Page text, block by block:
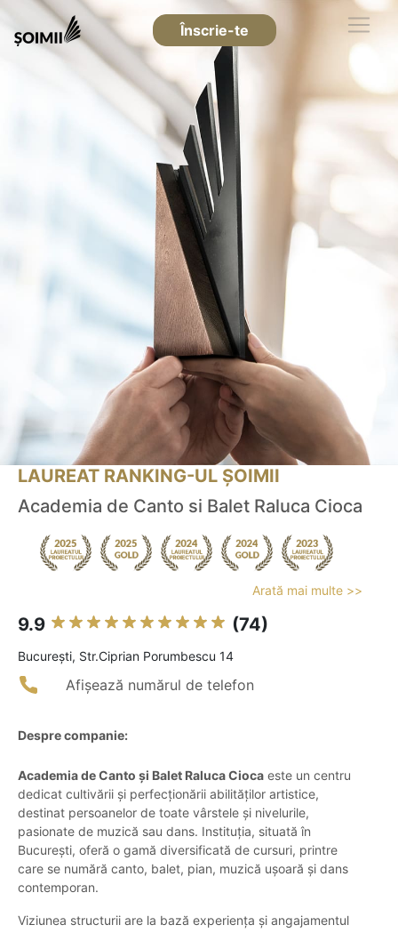
Înscrie-te
LAUREAT RANKING-UL ȘOIMII
Academia de Canto si Balet Raluca Cioca
Arată mai multe >>
9.9 (74)
Bucureşti, Str.Ciprian Porumbescu 14
Afișează numărul de telefon
Despre companie:
Academia de Canto și Balet Raluca Cioca este un centru
dedicat cultivării și perfecționării abilităților artistice,
destinat persoanelor de toate vârstele și nivelurile,
pasionate de muzică sau dans. Instituția, situată în
București, oferă o gamă diversificată de cursuri, printre
care se numără canto, balet, pian, muzică ușoară și dans
contemporan.
Viziunea structurii are la bază experiența și angajamentul